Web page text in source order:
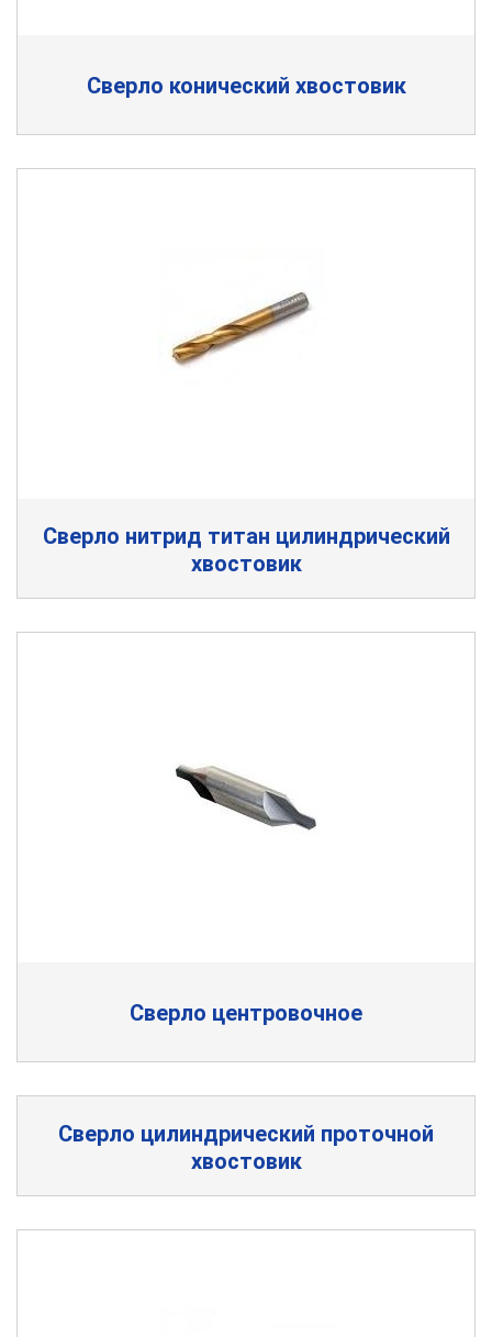
Сверло конический хвостовик
Сверло нитрид титан цилиндрический
хвостовик
Сверло центровочное
Сверло цилиндрический проточной
хвостовик